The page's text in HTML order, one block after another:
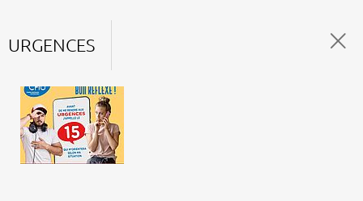
URGENCES